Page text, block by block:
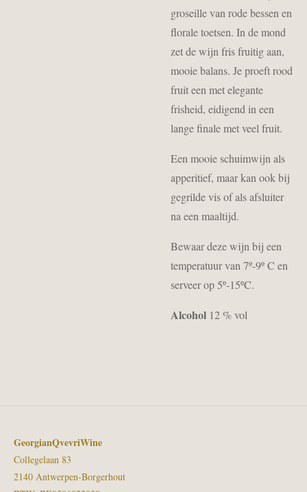
groseille van rode bessen en
florale toetsen. In de mond
zet de wijn fris fruitig aan,
mooie balans. Je proeft rood
fruit een met elegante
frisheid, eidigend in een
lange finale met veel fruit.
Een mooie schuimwijn als
apperitief, maar kan ook bij
gegrilde vis of als afsluiter
na een maaltijd.
Bewaar deze wijn bij een
temperatuur van 7º-9º C en
serveer op 5º-15ºC.
Alcohol 12 % vol
GeorgianQvevriWine
Collegelaan 83
2140 Antwerpen-Borgerhout